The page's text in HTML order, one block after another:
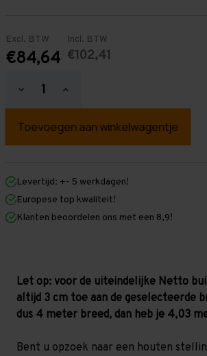
Excl. BTW
€84,64
Incl. BTW
€102,41
Hoeveelheid
verlagen
Houten
-
hoog
-
Zelf
samenstellen
Hoeveelheid
verhogen
Houten
-
hoog
-
Zelf
samenstellen
Levertijd: +- 5 werkdagen!
Europese top kwaliteit!
Klanten beoordelen ons met een 8,9!
Let op: voor de uiteindelijke Netto
altijd 3 cm toe aan de geselecteerde
dus 4 meter breed, dan heb je 4,03
Bent u opzoek naar een houten